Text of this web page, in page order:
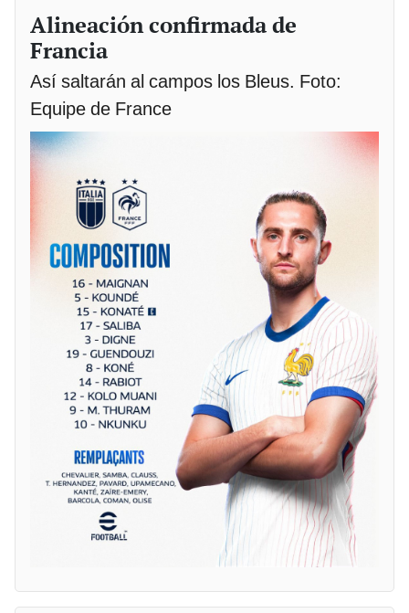
Alineación confirmada de
Francia
Así saltarán al campos los Bleus. Foto:
Equipe de France